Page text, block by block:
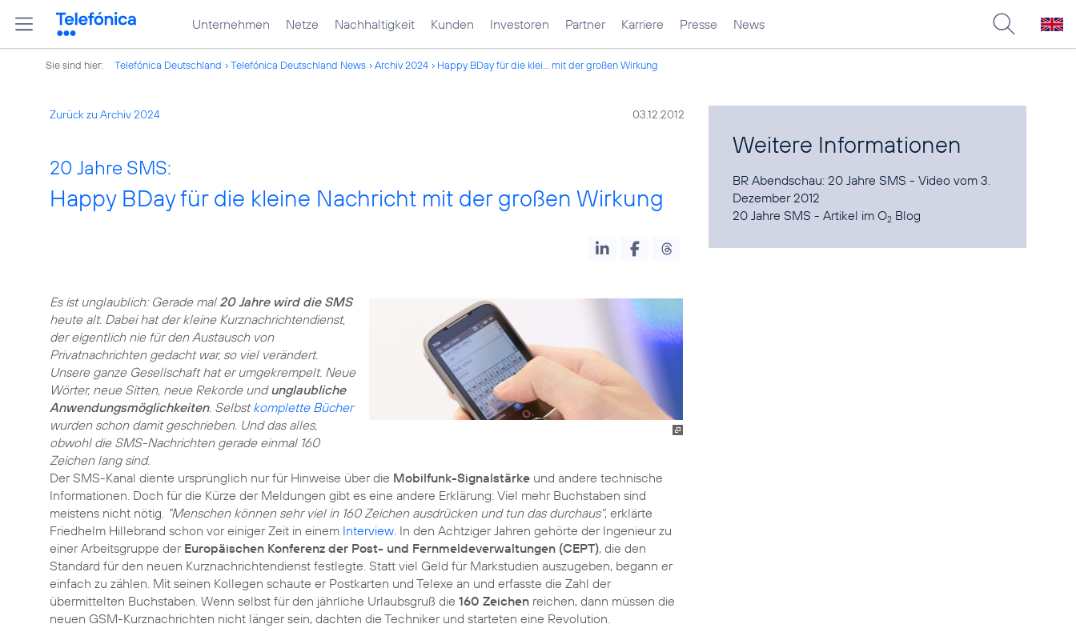
Unternehmen Netze Nachhaltigkeit Kunden Investoren Partner Karriere Presse News
Sie sind hier: Telefónica Deutschland Telefónica Deutschland News Archiv 2024 Happy BDay für die klei... mit der großen Wirkung
Zurück zu Archiv 2024 03.12.2012
20 Jahre SMS:
Happy BDay für die kleine Nachricht mit der großen Wirkung
Es ist unglaublich: Gerade mal 20 Jahre wird die SMS
heute alt. Dabei hat der kleine Kurznachrichtendienst,
der eigentlich nie für den Austausch von
Privatnachrichten gedacht war, so viel verändert.
Unsere ganze Gesellschaft hat er umgekrempelt. Neue
Wörter, neue Sitten, neue Rekorde undunglaubliche
Anwendungsmöglichkeiten. Selbstkomplette Bücher
wurden schon damit geschrieben. Und das alles,
obwohl die SMS-Nachrichten gerade einmal 160
Zeichen lang sind.
Der SMS-Kanal diente ursprünglich nur für Hinweise über die Mobilfunk-Signalstärke und andere technische
Informationen. Doch für die Kürze der Meldungen gibt es eine andere Erklärung: Viel mehr Buchstaben sind
meistens nicht nötig. "Menschen können sehr viel in 160 Zeichen ausdrücken und tun das durchaus", erklärte
Friedhelm Hillebrand schon vor einiger Zeit in einem Interview. In den Achtziger Jahren gehörte der Ingenieur zu
einer Arbeitsgruppe der Europäischen Konferenz der Post- und Fernmeldeverwaltungen (CEPT), die den
Standard für den neuen Kurznachrichtendienst festlegte. Statt viel Geld für Markstudien auszugeben, begann er
einfach zu zählen. Mit seinen Kollegen schaute er Postkarten und Telexe an und erfasste die Zahl der
übermittelten Buchstaben. Wenn selbst für den jährliche Urlaubsgruß die 160 Zeichen reichen, dann müssen die
neuen GSM-Kurznachrichten nicht länger sein, dachten die Techniker und starteten eine Revolution.
Weitere Informationen
BR Abendschau: 20 Jahre SMS - Video vom 3.
20 Jahre SMS - Artikel im O2 Blog